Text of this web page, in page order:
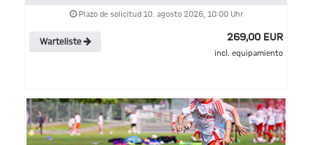
Plazo de solicitud 10. agosto 2026, 10:00 Uhr
Warteliste 269,00 EUR
incl. equipamiento